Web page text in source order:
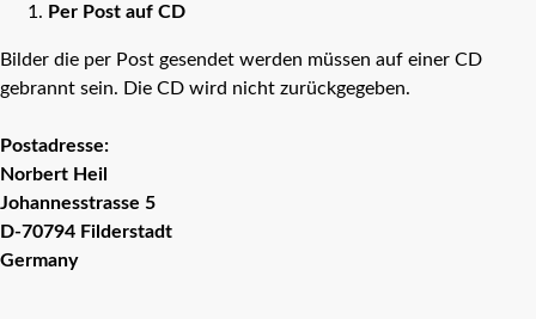
Per Post auf CD
Bilder die per Post gesendet werden müssen auf einer CD
gebrannt sein. Die CD wird nicht zurückgegeben.
Postadresse:
Norbert Heil
Johannesstrasse 5
D-70794 Filderstadt
Germany